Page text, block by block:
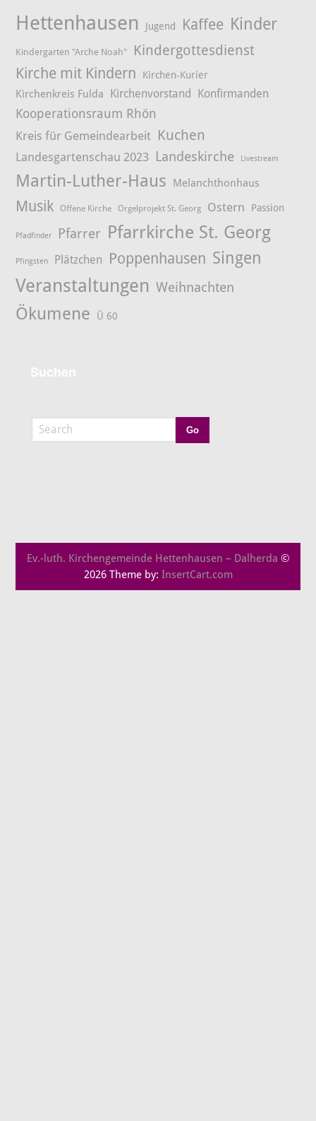
Hettenhausen Jugend Kaffee Kinder
Kindergarten "Arche Noah" Kindergottesdienst
Kirche mit Kindern Kirchen-Kurier
Kirchenkreis Fulda Kirchenvorstand Konfirmanden
Kooperationsraum Rhön
Kreis für Gemeindearbeit Kuchen
Landesgartenschau 2023 Landeskirche Livestream
Martin-Luther-Haus Melanchthonhaus
Musik Offene Kirche Orgelprojekt St. Georg Ostern Passion
Pfadfinder Pfarrer Pfarrkirche St. Georg
Pfingsten Plätzchen Poppenhausen Singen
Veranstaltungen Weihnachten
Ökumene Ü 60
Ev.-luth. Kirchengemeinde Hettenhausen – Dalherda ©
2026 Theme by: InsertCart.com